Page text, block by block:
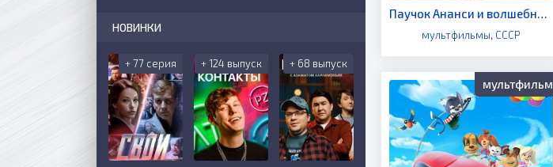
мультфильмы, СССР
мультфильм
НОВИНКИ
+ 77 серия + 124 выпуск + 68 выпуск